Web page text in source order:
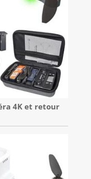
4K et retour